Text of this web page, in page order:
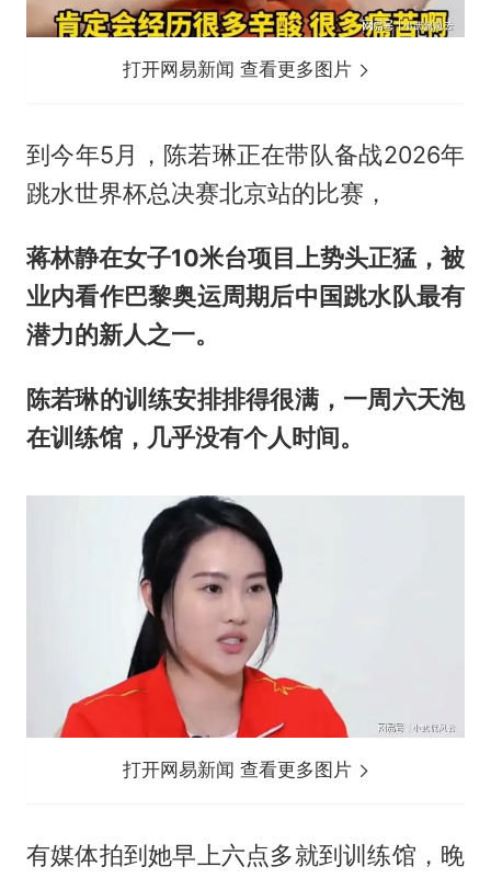
打开网易新闻 查看更多图片
到今年5月，陈若琳正在带队备战2026年
跳水世界杯总决赛北京站的比赛，
蒋林静在女子10米台项目上势头正猛，被
业内看作巴黎奥运周期后中国跳水队最有
潜力的新人之一。
陈若琳的训练安排排得很满，一周六天泡
在训练馆，几乎没有个人时间。
打开网易新闻 查看更多图片
有媒体拍到她早上六点多就到训练馆，晚